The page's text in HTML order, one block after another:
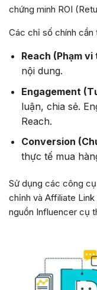
chứng minh ROI
Các chỉ số chính cần
Reach (Phạm
nội dung.
Engagement
luận, chia sẻ.
Reach.
Conversion
thực tế mua
Sử dụng các công
chỉnh và Affiliate
nguồn Influencer cụ